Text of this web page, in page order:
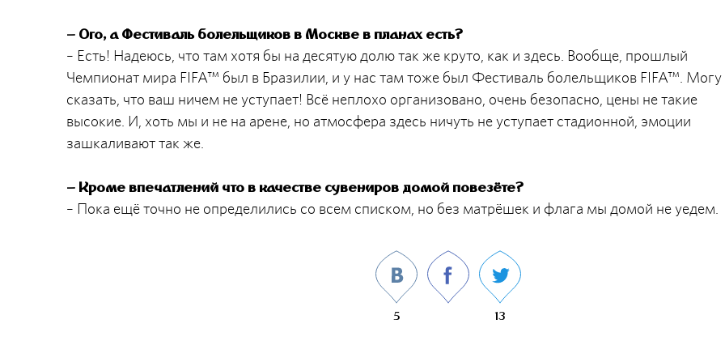
– Ого, а Фестиваль болельщиков в Москве в планах есть?
– Есть! Надеюсь, что там хотя бы на десятую долю так же круто, как и здесь. Вообще, прошлый
Чемпионат мира FIFA™ был в Бразилии, и у нас там тоже был Фестиваль болельщиков FIFA™. Могу
сказать, что ваш ничем не уступает! Всё неплохо организовано, очень безопасно, цены не такие
высокие. И, хоть мы и не на арене, но атмосфера здесь ничуть не уступает стадионной, эмоции
зашкаливают так же.
– Кроме впечатлений что в качестве сувениров домой повезёте?
– Пока ещё точно не определились со всем списком, но без матрёшек и флага мы домой не уедем.
5 13